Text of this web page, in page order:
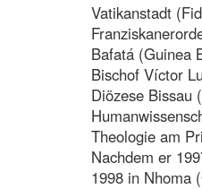
Vatikanstadt
Bafatá (Guinea
Bischof Víctor
Diözese Bissau
Theologie am
Nachdem er
1998 in Nhoma